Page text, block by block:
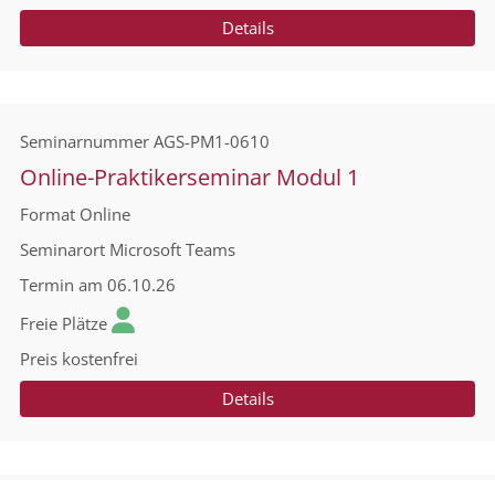
Details
Seminarnummer AGS-PM1-0610
Online-Praktikerseminar Modul 1
Format Online
Seminarort Microsoft Teams
Termin am 06.10.26
Freie Plätze
Preis kostenfrei
Details